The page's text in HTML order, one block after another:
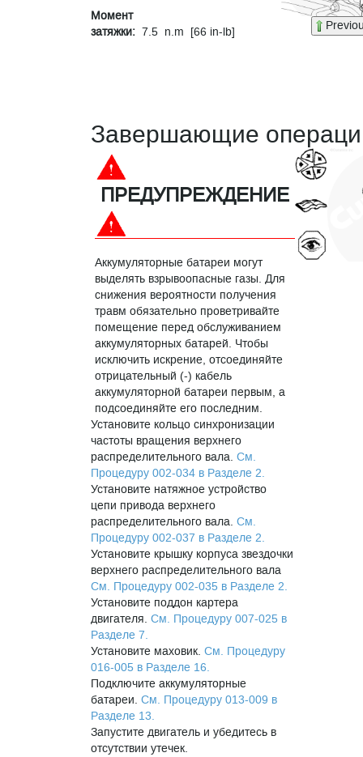
Момент
затяжки: 7.5 n.m [66 in-lb]
Завершающие
ПРЕДУПРЕЖДЕНИЕ
Аккумуляторные батареи могут
выделять взрывоопасные газы. Для
снижения вероятности получения
травм обязательно проветривайте
помещение перед обслуживанием
аккумуляторных батарей. Чтобы
исключить искрение, отсоединяйте
отрицательный (-) кабель
аккумуляторной батареи первым, а
подсоединяйте его последним.
Установите кольцо синхронизации
частоты вращения верхнего
распределительного вала.См.
Процедуру 002-034 в Разделе 2.
Установите натяжное устройство
цепи привода верхнего
распределительного вала.См.
Процедуру 002-037 в Разделе 2.
Установите крышку корпуса звездочки
верхнего распределительного вала
См. Процедуру 002-035 в Разделе 2.
Установите поддон картера
двигателя.См. Процедуру 007-025 в
Разделе 7.
Установите маховик.См. Процедуру
016-005 в Разделе 16.
Подключите аккумуляторные
батареи.См. Процедуру 013-009 в
Разделе 13.
Запустите двигатель и убедитесь в
отсутствии утечек.